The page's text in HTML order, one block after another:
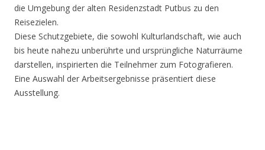
die Umgebung der alten Residenzstadt Putbus zu den
Reisezielen.
Diese Schutzgebiete, die sowohl Kulturlandschaft, wie auch
bis heute nahezu unberührte und ursprüngliche Naturräume
darstellen, inspirierten die Teilnehmer zum Fotografieren.
Eine Auswahl der Arbeitsergebnisse präsentiert diese
Ausstellung.